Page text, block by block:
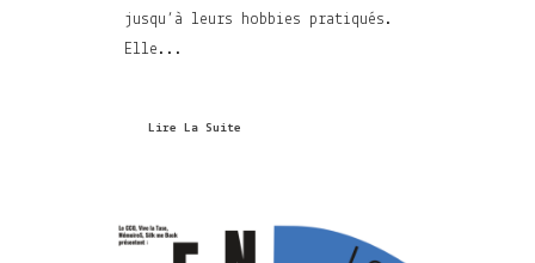
jusqu’à leurs hobbies pratiqués.
Elle...
Lire La Suite